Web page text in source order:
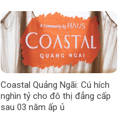
Coastal Quảng Ngãi: Cú hích
nghìn tỷ cho đô thị đẳng cấp
sau 03 năm ấp ủ